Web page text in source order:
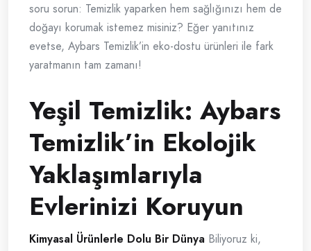
soru sorun: Temizlik yaparken hem sağlığınızı hem de
doğayı korumak istemez misiniz? Eğer yanıtınız
evetse, Aybars Temizlik’in eko-dostu ürünleri ile fark
yaratmanın tam zamanı!
Yeşil Temizlik: Aybars
Temizlik’in Ekolojik
Yaklaşımlarıyla
Evlerinizi Koruyun
Kimyasal Ürünlerle Dolu Bir Dünya Biliyoruz ki,